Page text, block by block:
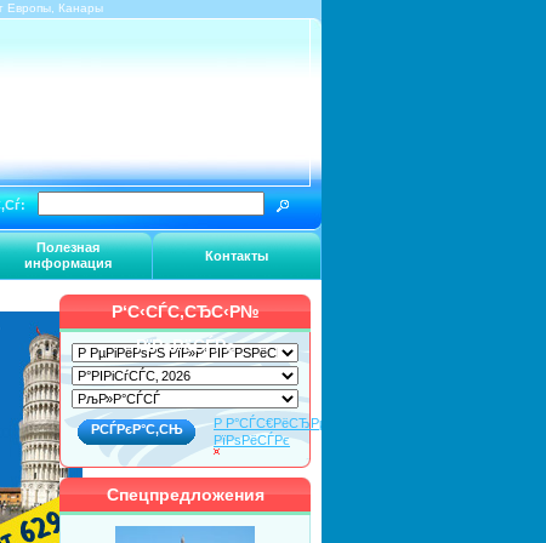
Европы, Канары
Полезная
информация
Контакты
Р‘С‹СЃС‚СЂС‹Р№
РїРѕРёСЃРє
Р Р°СЃС€РёСЂРµРЅРЅС‹Р№
РїРѕРёСЃРє
Спецпредложения